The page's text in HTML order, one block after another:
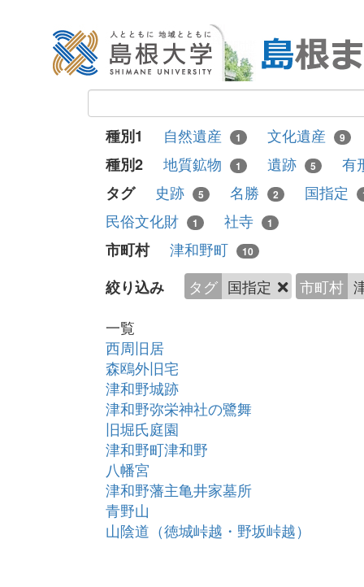
種別1 自然遺産 1 文化遺産 9
種別2 地質鉱物 1 遺跡 5
有
タグ
史跡 5 名勝 2 国指定
民俗文化財 1 社寺 1
市町村 津和野町 10
絞り込み タグ 国指定 市町村
一覧
西周旧居
森鴎外旧宅
津和野城跡
津和野弥栄神社の鷺舞
旧堀氏庭園
津和野町津和野
八幡宮
津和野藩主亀井家墓所
青野山
山陰道（徳城峠越・野坂峠越）